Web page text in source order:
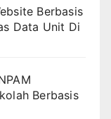
Berbasis
Data Unit Di
Berbasis